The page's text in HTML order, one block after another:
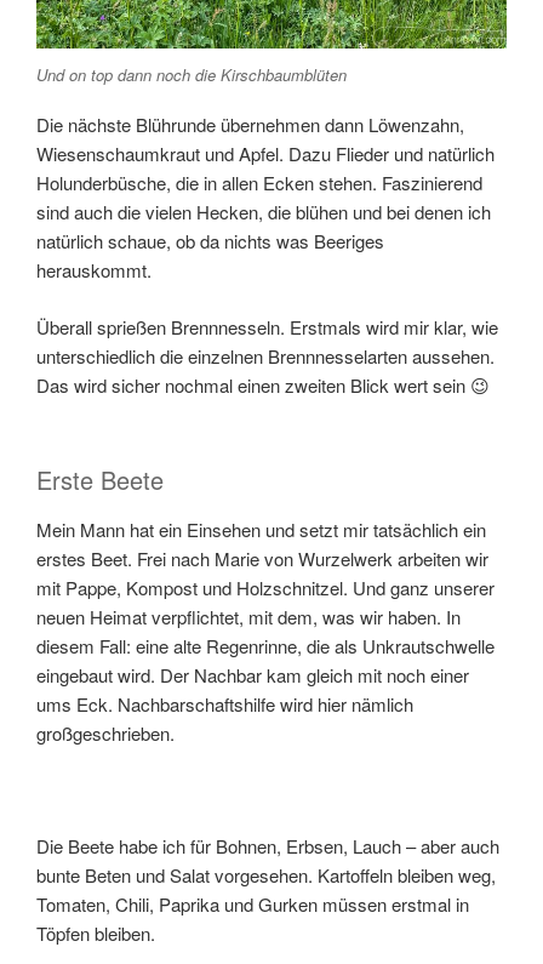
Und on top dann noch die Kirschbaumblüten
Die nächste Blührunde übernehmen dann Löwenzahn,
Wiesenschaumkraut und Apfel. Dazu Flieder und natürlich
Holunderbüsche, die in allen Ecken stehen. Faszinierend
sind auch die vielen Hecken, die blühen und bei denen ich
natürlich schaue, ob da nichts was Beeriges
herauskommt.
Überall sprießen Brennnesseln. Erstmals wird mir klar, wie
unterschiedlich die einzelnen Brennnesselarten aussehen.
Das wird sicher nochmal einen zweiten Blick wert sein 😉
Erste Beete
Mein Mann hat ein Einsehen und setzt mir tatsächlich ein
erstes Beet. Frei nach Marie von Wurzelwerk arbeiten wir
mit Pappe, Kompost und Holzschnitzel. Und ganz unserer
neuen Heimat verpflichtet, mit dem, was wir haben. In
diesem Fall: eine alte Regenrinne, die als Unkrautschwelle
eingebaut wird. Der Nachbar kam gleich mit noch einer
ums Eck. Nachbarschaftshilfe wird hier nämlich
großgeschrieben.
Die Beete habe ich für Bohnen, Erbsen, Lauch – aber auch
bunte Beten und Salat vorgesehen. Kartoffeln bleiben weg,
Tomaten, Chili, Paprika und Gurken müssen erstmal in
Töpfen bleiben.